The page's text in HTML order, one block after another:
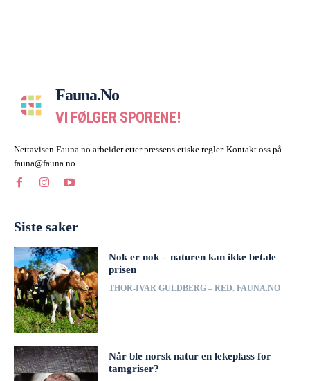
Fauna.no
VI FØLGER SPORENE!
Nettavisen Fauna.no arbeider etter pressens etiske regler. Kontakt oss på
fauna@fauna.no
Siste saker
Nok er nok – naturen kan ikke betale
prisen
THOR-IVAR GULDBERG – RED. FAUNA.NO
Når ble norsk natur en lekeplass for
tamgriser?